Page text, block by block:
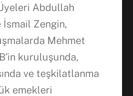
Abdullah
İsmail Zengin,
Mehmet
kuruluşunda,
ve teşkilatlanma
emekleri